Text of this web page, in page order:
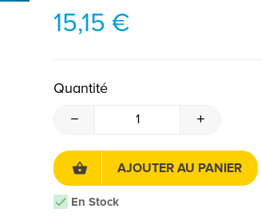
15,15 €
Quantité
AJOUTER AU PANIER
En Stock